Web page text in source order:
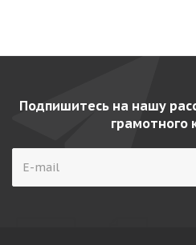
Подпишитесь на нашу
грамотного